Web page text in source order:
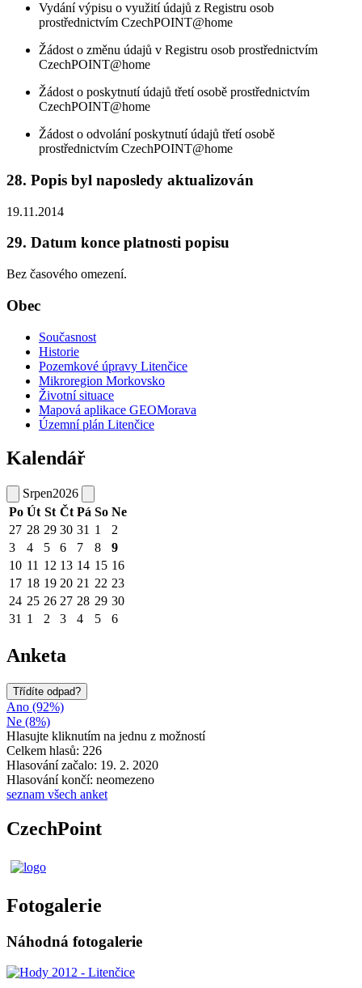
Vydání výpisu o využití údajů z Registru osob
prostřednictvím CzechPOINT@home
Žádost o změnu údajů v Registru osob prostřednictvím
CzechPOINT@home
Žádost o poskytnutí údajů třetí osobě prostřednictvím
CzechPOINT@home
Žádost o odvolání poskytnutí údajů třetí osobě
prostřednictvím CzechPOINT@home
28. Popis byl naposledy aktualizován
19.11.2014
29. Datum konce platnosti popisu
Bez časového omezení.
Obec
Současnost
Historie
Pozemkové úpravy Litenčice
Mikroregion Morkovsko
Životní situace
Mapová aplikace GEOMorava
Územní plán Litenčice
Kalendář
Srpen2026
Po Út St Čt Pá So Ne
27 28 29 30 31 1
2
3
4 5 6 7 8
9
10 11 12 13 14 15 16
17 18 19 20 21 22 23
24 25 26 27 28 29 30
31 1 2 3 4 5 6
Anketa
Třídíte odpad?
Ano (92%)
Ne (8%)
Hlasujte kliknutím na jednu z možností
Celkem hlasů: 226
Hlasování začalo: 19. 2. 2020
Hlasování končí: neomezeno
seznam všech anket
CzechPoint
Fotogalerie
Náhodná fotogalerie